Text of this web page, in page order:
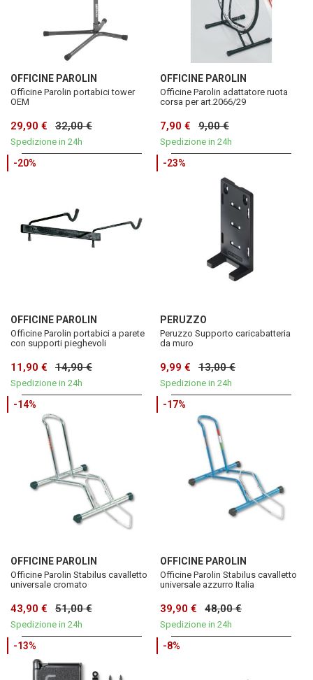
OFFICINE PAROLIN
Officine Parolin portabici tower
OEM
29,90 € 32,00 €
Spedizione in 24h
OFFICINE PAROLIN
Officine Parolin adattatore ruota
corsa per art.2066/29
7,90 € 9,00 €
Spedizione in 24h
-20%
OFFICINE PAROLIN
Officine Parolin portabici a parete
con supporti pieghevoli
11,90 € 14,90 €
Spedizione in 24h
-23%
PERUZZO
Peruzzo Supporto caricabatteria
da muro
9,99 € 13,00 €
Spedizione in 24h
-14%
OFFICINE PAROLIN
Officine Parolin Stabilus cavalletto
universale cromato
43,90 € 51,00 €
Spedizione in 24h
-17%
OFFICINE PAROLIN
Officine Parolin Stabilus cavalletto
universale azzurro Italia
39,90 € 48,00 €
Spedizione in 24h
-13% -8%